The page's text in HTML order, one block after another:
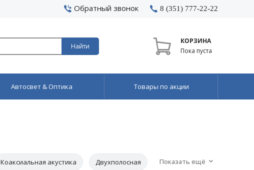
Обратный звонок 8 (351) 777-22-22
Найти
КОРЗИНА
Пока пуста
Автосвет & Оптика Товары по акции
Коаксиальная акустика Двухполосная Показать ещё